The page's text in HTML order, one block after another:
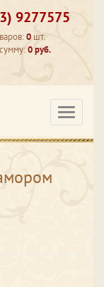
9277575
0 шт.
0 руб.